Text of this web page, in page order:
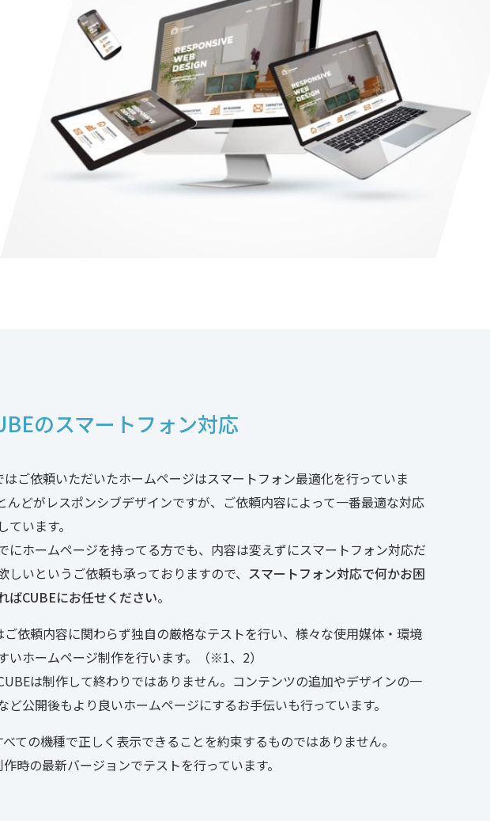
のスマートフォン対応
はご依頼いただいたホームページはスマートフォン最適化を行っていま
んどがレスポンシブデザインですが、ご依頼内容によって一番最適な対応
ています。
にホームページを持ってる方でも、内容は変えずにスマートフォン対応だ
しいというご依頼も承っておりますので、 スマートフォン対応で何かお困
ばCUBEにお任せください。
ご依頼内容に関わらず独自の厳格なテストを行い、様々な使用媒体・環境
いホームページ制作を行います。（※1、2）
は制作して終わりではありません。コンテンツの追加やデザインの一
ど公開後もより良いホームページにするお手伝いも行っています。
ての機種で正しく表示できることを約束するものではありません。
時の最新バージョンでテストを行っています。